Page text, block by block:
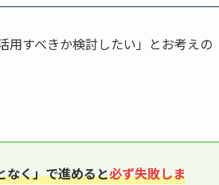
用すべきか検討したい」とお考えの
なく」で進めると必ず失敗しま